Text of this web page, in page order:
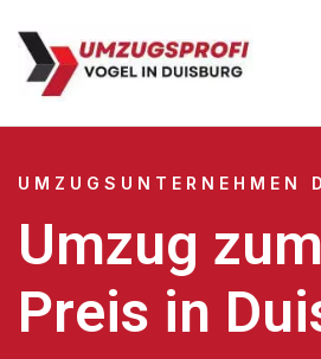
UMZUGSUNTERNEHMEN
Umzug
Preis in